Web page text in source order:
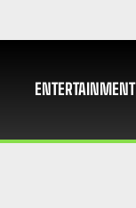
ENTERTAINMENT